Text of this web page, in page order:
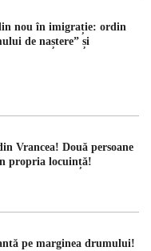
nou în imigrație: ordin
de naștere” și
Vrancea! Două persoane
propria locuință!
pe marginea drumului!